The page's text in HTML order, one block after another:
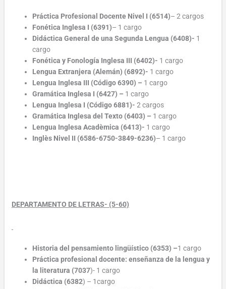
Práctica Profesional Docente Nivel I (6514)– 2 cargos
Fonética Inglesa I (6391)– 1 cargo
Didáctica General de una Segunda Lengua (6408)- 1
cargo
Fonética y Fonología Inglesa III (6402)- 1 cargo
Lengua Extranjera (Alemán) (6892)- 1 cargo
Lengua Inglesa III (Código 6390) – 1 cargo
Gramática Inglesa I (6427) – 1 cargo
Lengua Inglesa I (Código 6881)- 2 cargos
Gramática Inglesa del Texto (6403) – 1 cargo
Lengua Inglesa Acadèmica (6413)- 1 cargo
Inglès Nivel II (6586-6750-3849-6236)– 1 cargo
DEPARTAMENTO DE LETRAS- (5-60)
Historia del pensamiento lingüístico (6353) –1 cargo
Práctica profesional docente: enseñanza de la lengua y
la literatura (7037)- 1 cargo
Didáctica (6382) – 1cargo